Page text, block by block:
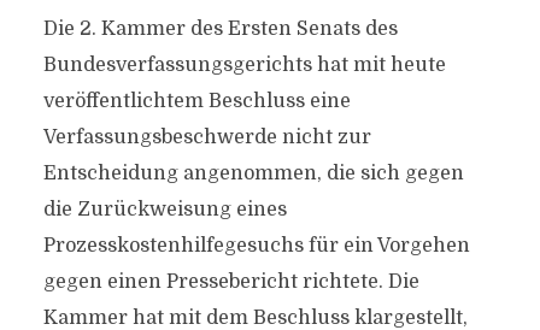
Die 2. Kammer des Ersten Senats des
Bundesverfassungsgerichts hat mit heute
veröffentlichtem Beschluss eine
Verfassungsbeschwerde nicht zur
Entscheidung angenommen, die sich gegen
die Zurückweisung eines
Prozesskostenhilfegesuchs für ein Vorgehen
gegen einen Pressebericht richtete. Die
Kammer hat mit dem Beschluss klargestellt,